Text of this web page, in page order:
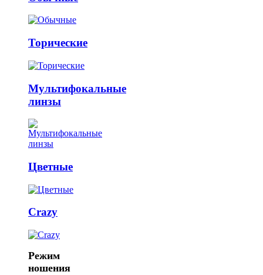
Торические
Мультифокальные
линзы
Цветные
Crazy
Режим
ношения